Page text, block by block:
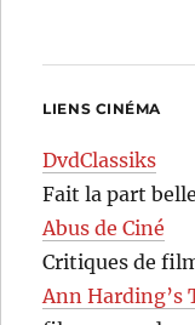
LIENS CINÉMA
DvdClassiks
Fait la part
Abus de Ciné
Critiques de
Ann Harding’s